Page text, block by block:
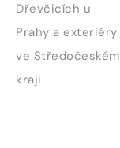
Dřevčicích u
Prahy a exteriéry
ve Středočeském
kraji.